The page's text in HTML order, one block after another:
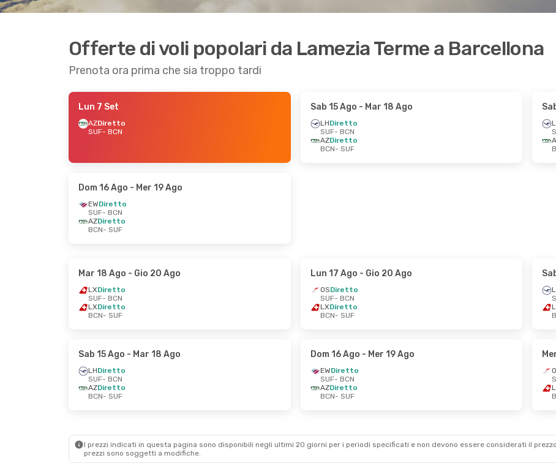
Offerte di voli popolari da Lamezia Terme a Barcellona
Prenota ora prima che sia troppo tardi
Lun 7 Set
AZDiretto
SUF- BCN
Sab 15 Ago - Mar 18 Ago
LHDiretto
SUF- BCN
AZDiretto
BCN- SUF
Dom 16 Ago - Mer 19 Ago
EWDiretto
SUF- BCN
AZDiretto
BCN- SUF
Mar 18 Ago - Gio 20 Ago
LXDiretto
SUF- BCN
LXDiretto
BCN- SUF
Lun 17 Ago - Gio 20 Ago
OSDiretto
SUF- BCN
LXDiretto
BCN- SUF
Sab 15 Ago - Mar 18 Ago
LHDiretto
SUF- BCN
AZDiretto
BCN- SUF
Dom 16 Ago - Mer 19 Ago
EWDiretto
SUF- BCN
AZDiretto
BCN- SUF
I prezzi indicati in questa pagina sono disponibili negli ultimi 20 giorni per i periodi specificati e non devono essere considerati il
prezzi sono soggetti a modifiche.